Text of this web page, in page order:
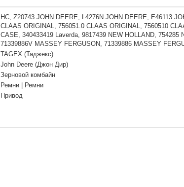
HC, Z20743 JOHN DEERE, L4276N JOHN DEERE, E46113
CLAAS ORIGINAL, 756051.0 CLAAS ORIGINAL, 7560510
CASE, 340433419 Laverda, 9817439 NEW HOLLAND,
71339886V MASSEY FERGUSON, 71339886 MASSEY
TAGEX (Таджекс)
John Deere (Джон Дир)
Зерновой комбайн
Ремни | Ремни
Привод